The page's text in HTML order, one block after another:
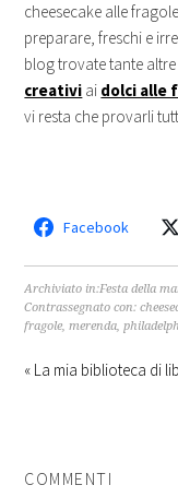
cheesecake alle
preparare, freschi e
blog trovate tante
creativi ai dolci alle
vi resta che provarli
Facebook
Archiviato in:Festa della
Contrassegnato con:
fragole,merenda,
« La mia biblioteca di
COMMENTI